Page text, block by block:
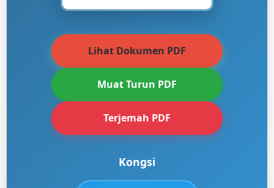
Lihat Dokumen PDF
Muat Turun PDF
Terjemah PDF
Kongsi